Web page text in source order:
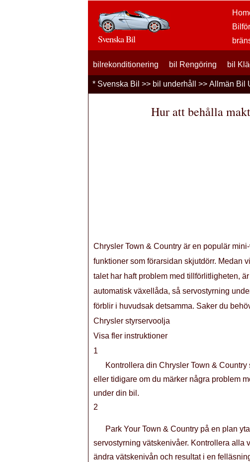
Svenska Bil
bilrekonditionering bil Rengöring bil
* Svenska Bil >> bil underhåll >> Allmän Bil
Hur att behålla
Chrysler Town & Country är en populär
funktioner som förarsidan skjutdörr. Medan
talet har haft problem med tillförlitligheten,
automatisk växellåda, så servostyrning
förblir i huvudsak detsamma. Saker du
Chrysler styrservoolja
Visa fler instruktioner
1
Kontrollera din Chrysler Town &
eller tidigare om du märker några problem
under din bil.
2
Park Your Town & Country på en plan
servostyrning vätskenivåer. Kontrollera alla
ändra vätskenivån och resultat i en